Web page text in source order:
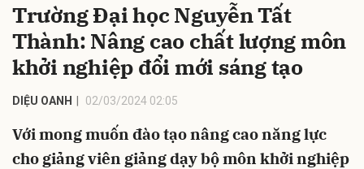
Trường Đại học Nguyễn Tất
Thành: Nâng cao chất lượng môn
khởi nghiệp đổi mới sáng tạo
DIỆU OANH 02/03/2024 02:05
Với mong muốn đào tạo nâng cao năng lực
cho giảng viên giảng dạy bộ môn khởi nghiệp
Hủy